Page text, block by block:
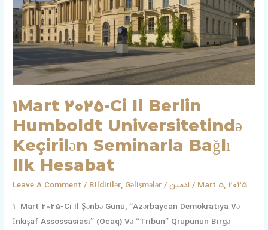
1Mart 2025-Ci Il Berlin
Humboldt Universitetində
Keçirilən Seminarla Bağlı
Ilk Hesabat
Leave A Comment / Bildirilər, Gəlişmələr / ادمین/ Mart 5, 2025
1 Mart 2025-Ci Il Şənbə Günü, “Azərbaycan Demokratiya Və
İnkişaf Assossasiası” (Ocaq) Və “Tribun” Qrupunun Birgə
Universitetində
Keçirilən
Seminarla
Bağlı
Ilk
Hesabat